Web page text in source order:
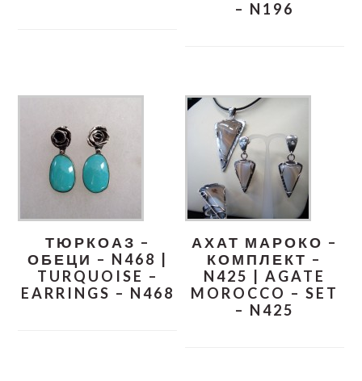
– N196
ТЮРКОАЗ –
ОБЕЦИ – N468 |
TURQUOISE –
EARRINGS – N468
АХАТ МАРОКО –
КОМПЛЕКТ –
N425 | AGATE
MOROCCO – SET
– N425